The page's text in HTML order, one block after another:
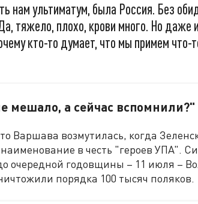
нам ультиматум, была Россия. Без
тяжело, плохо, крови много. Но даже
кто-то думает, что мы примем что-
мешало, а сейчас вспомнили?"
Варшава возмутилась, когда
в честь "героев УПА".
очередной годовщины – 11 июля –
порядка 100 тысяч поляков.